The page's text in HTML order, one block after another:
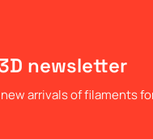
newsletter
arrivals of filaments